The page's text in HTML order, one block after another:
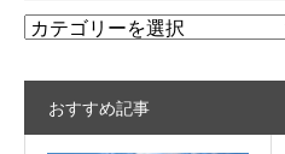
ブ
おすすめ記事